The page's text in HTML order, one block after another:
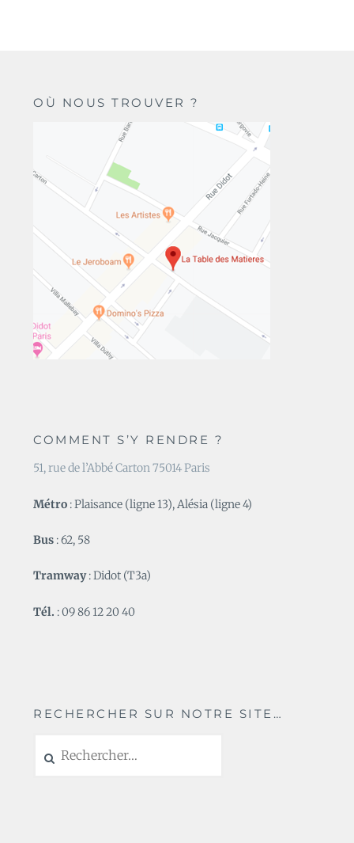
OÙ NOUS TROUVER ?
COMMENT S’Y RENDRE ?
51, rue de l’Abbé Carton 75014 Paris
Métro : Plaisance (ligne 13), Alésia (ligne 4)
Bus : 62, 58
Tramway: Didot (T3a)
Tél. : 09 86 12 20 40
RECHERCHER SUR NOTRE SITE…